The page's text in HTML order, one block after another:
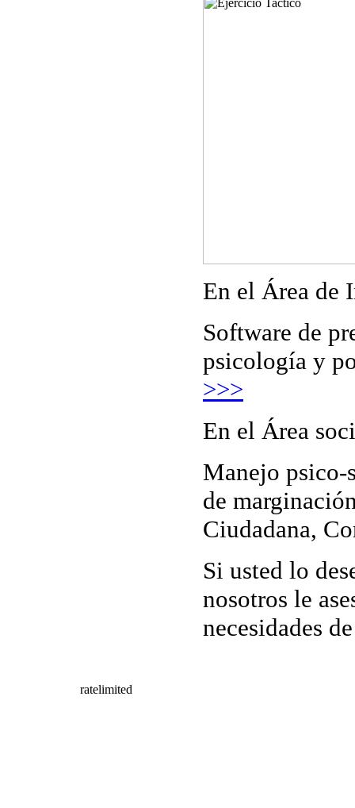
En el Área de
Software de
psicología y
>>>
En el Área
Manejo psico-
de
Ciudadana,
Si usted lo
nosotros le
necesidades